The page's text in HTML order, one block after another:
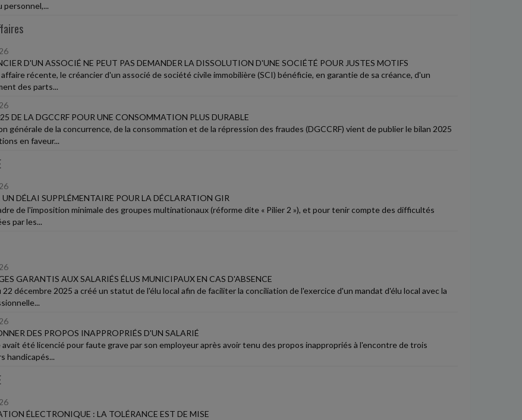
personnel,...
D'UN ASSOCIÉ NE PEUT PAS DEMANDER LA DISSOLUTION D'UNE SOCIÉTÉ POUR JUSTES MOTIFS
récente, le créancier d'un associé de société civile immobilière (SCI) bénéficie, en garantie de sa créance, d'un
des parts...
DE LA DGCCRF POUR UNE CONSOMMATION PLUS DURABLE
générale de la concurrence, de la consommation et de la répression des fraudes (DGCCRF) vient de publier le bilan 2025
en faveur...
UN DÉLAI SUPPLÉMENTAIRE POUR LA DÉCLARATION GIR
de l'imposition minimale des groupes multinationaux (réforme dite « Pilier 2 »), et pour tenir compte des difficultés
par les...
GARANTIS AUX SALARIÉS ÉLUS MUNICIPAUX EN CAS D'ABSENCE
22 décembre 2025 a créé un statut de l'élu local afin de faciliter la conciliation de l'exercice d'un mandat d'élu local avec la
DES PROPOS INAPPROPRIÉS D'UN SALARIÉ
avait été licencié pour faute grave par son employeur après avoir tenu des propos inappropriés à l'encontre de trois
handicapés...
ÉLECTRONIQUE : LA TOLÉRANCE EST DE MISE